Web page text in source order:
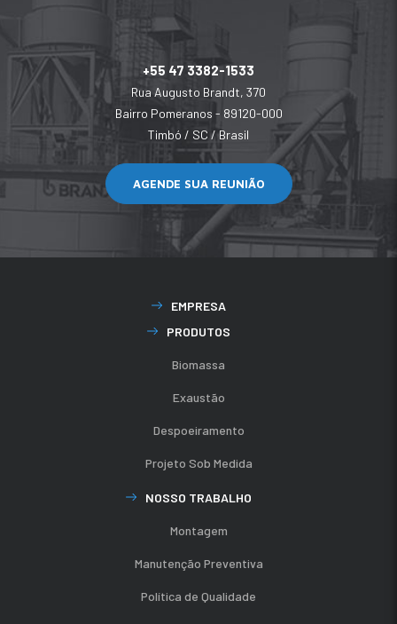
+55 47 3382-1533
Rua Augusto Brandt, 370
Bairro Pomeranos - 89120-000
Timbó / SC / Brasil
AGENDE SUA REUNIÃO
EMPRESA
PRODUTOS
Biomassa
Exaustão
Despoeiramento
Projeto Sob Medida
NOSSO TRABALHO
Montagem
Manutenção Preventiva
Política de Qualidade